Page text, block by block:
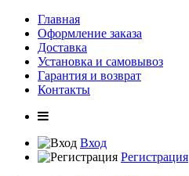
Главная
Оформление заказа
Доставка
Установка и самовывоз
Гарантия и возврат
Контакты
Вход
Регистрация